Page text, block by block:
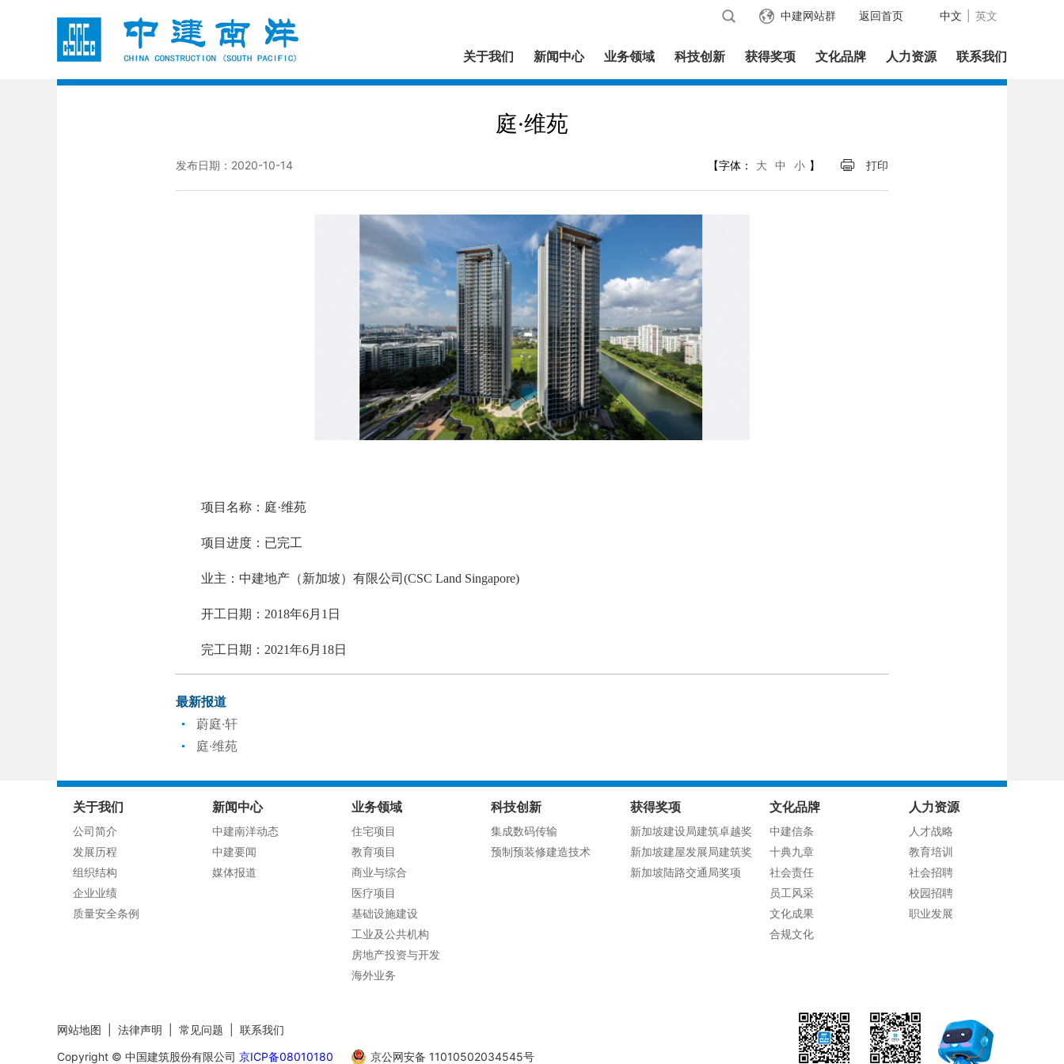
中文 英文
返回首页
中建网站群
关于我们 新闻中心 业务领域 科技创新 获得奖项 文化品牌 人力资源 联系我们
庭·维苑
发布日期：2020-10-14 【字体： 大 中 小 】 打印
项目名称：庭·维苑
项目进度：已完工
业主：中建地产（新加坡）有限公司(CSC Land Singapore)
开工日期：2018年6月1日
完工日期：2021年6月18日
最新报道
蔚庭·轩
庭·维苑
关于我们
公司简介
发展历程
组织结构
企业业绩
质量安全条例
新闻中心
中建南洋动态
中建要闻
媒体报道
业务领域
住宅项目
教育项目
商业与综合
医疗项目
基础设施建设
工业及公共机构
房地产投资与开发
海外业务
科技创新
集成数码传输
预制预装修建造技术
获得奖项
新加坡建设局建筑卓越奖
新加坡建屋发展局建筑奖
新加坡陆路交通局奖项
文化品牌
中建信条
十典九章
社会责任
员工风采
文化成果
合规文化
人力资源
人才战略
教育培训
社会招聘
校园招聘
职业发展
网站地图 法律声明 常见问题
联系我们
Copyright © 中国建筑股份有限公司 京ICP备08010180 京公网安备 11010502034545号